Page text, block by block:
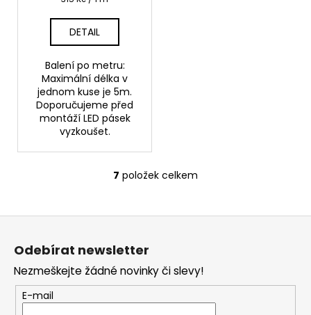
DETAIL
Balení po metru:
Maximální délka v
jednom kuse je 5m.
Doporučujeme před
montáží LED pásek
vyzkoušet.
O
l
c
í
p
7 položek celkem
Z
Odebírat newsletter
Nezmeškejte žádné novinky či slevy!
E-mail